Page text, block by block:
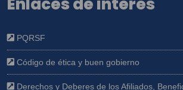
Enlaces de interés
PQRSF
Código de ética y buen gobierno
Derechos y Deberes de los Afiliados,